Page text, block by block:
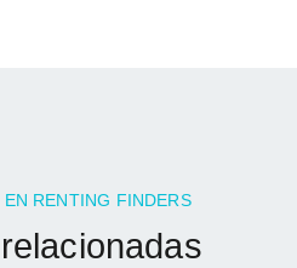
RENTING FINDERS